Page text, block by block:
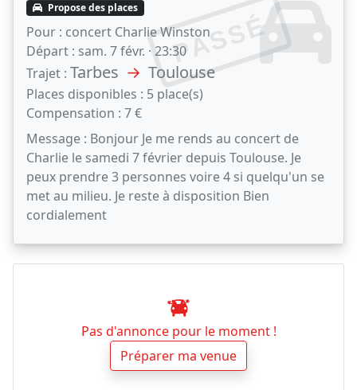
PASSÉ
Propose des places
Pour : concert Charlie Winston
Départ : sam. 7 févr. · 23:30
Trajet : Tarbes → Toulouse
Places disponibles : 5 place(s)
Compensation : 7 €
Message : Bonjour Je me rends au concert de
Charlie le samedi 7 février depuis Toulouse. Je
peux prendre 3 personnes voire 4 si quelqu'un se
met au milieu. Je reste à disposition Bien
cordialement
Pas d'annonce pour le moment !
Préparer ma venue